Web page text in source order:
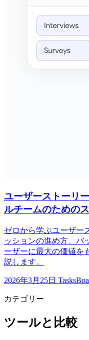
ユーザーストーリ
ルチームのための
ゼロから学ぶユーザー
ッションの進め方、バ
ーザーに最大の価値を
説します。
2026年3月25日
カテゴリー
ツールと比較